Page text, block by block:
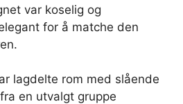
var koselig og
for å matche den
lagdelte rom med slående
en utvalgt gruppe